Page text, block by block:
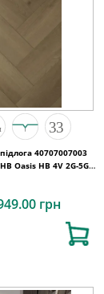
40707007003
Oasis HB 4V 2G-5G
грн